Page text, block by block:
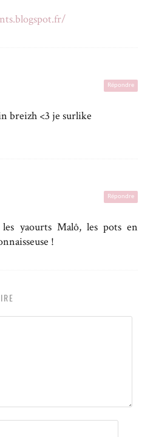
Répondre
breizh <3 je surlike
Répondre
les yaourts Malô, les pots en
!